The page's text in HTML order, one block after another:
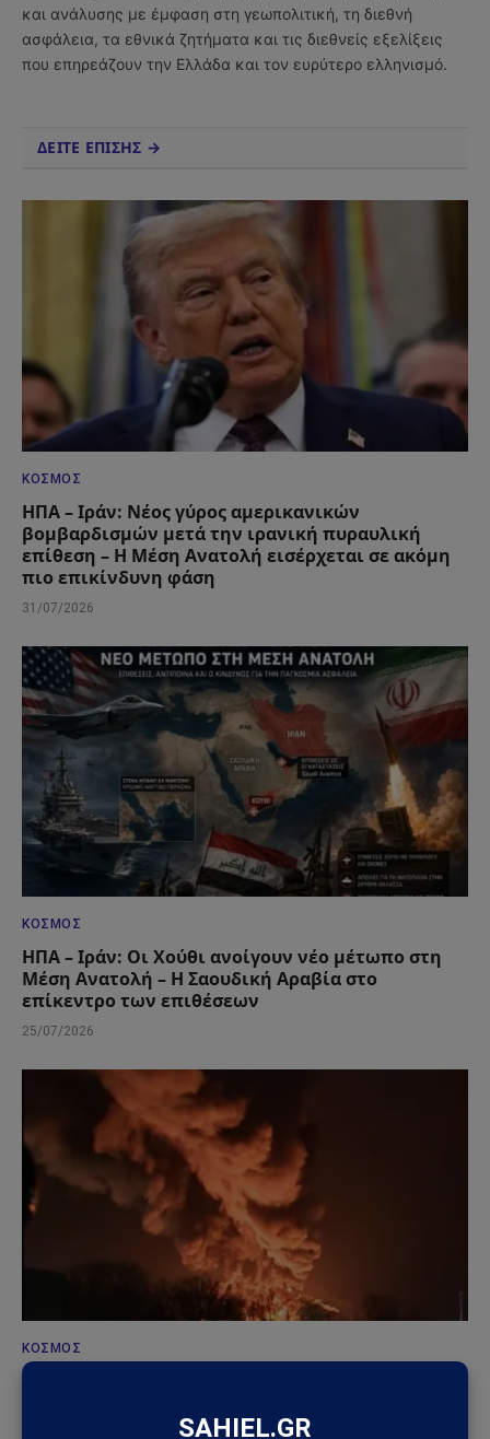
και ανάλυσης με έμφαση στη γεωπολιτική, τη διεθνή
ασφάλεια, τα εθνικά ζητήματα και τις διεθνείς εξελίξεις
που επηρεάζουν την Ελλάδα και τον ευρύτερο ελληνισμό.
ΔΕΙΤΕ ΕΠΙΣΗΣ →
ΚΌΣΜΟΣ
ΗΠΑ – Ιράν: Νέος γύρος αμερικανικών
βομβαρδισμών μετά την ιρανική πυραυλική
επίθεση – Η Μέση Ανατολή εισέρχεται σε ακόμη
πιο επικίνδυνη φάση
31/07/2026
ΚΌΣΜΟΣ
ΗΠΑ – Ιράν: Οι Χούθι ανοίγουν νέο μέτωπο στη
Μέση Ανατολή – Η Σαουδική Αραβία στο
επίκεντρο των επιθέσεων
25/07/2026
ΚΌΣΜΟΣ